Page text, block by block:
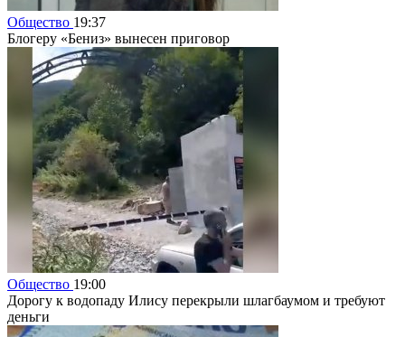
Общество 19:37
Блогеру «Бениз» вынесен приговор
Общество 19:00
Дорогу к водопаду Илису перекрыли шлагбаумом и требуют
деньги